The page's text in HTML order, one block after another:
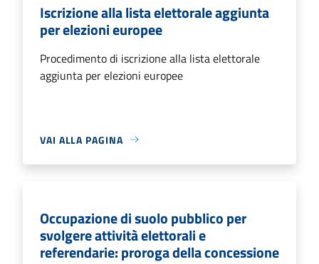
Iscrizione alla lista elettorale aggiunta
per elezioni europee
Procedimento di iscrizione alla lista elettorale
aggiunta per elezioni europee
VAI ALLA PAGINA
Occupazione di suolo pubblico per
svolgere attività elettorali e
referendarie: proroga della concessione